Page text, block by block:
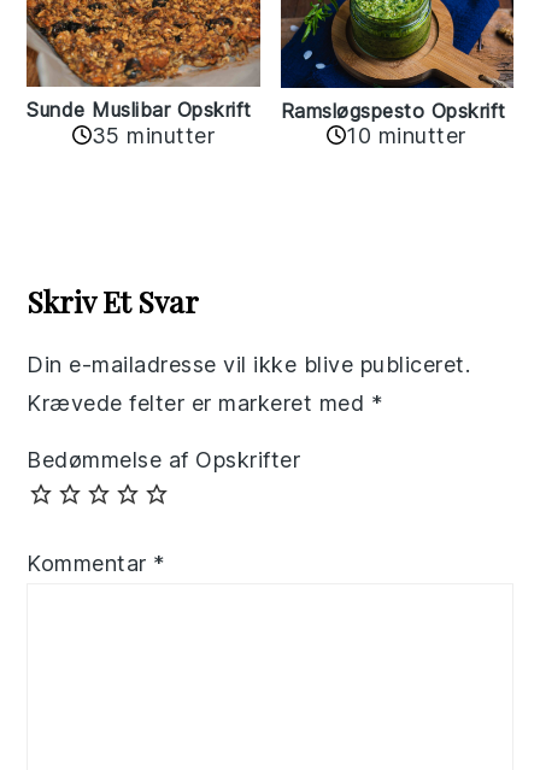
Sunde Muslibar Opskrift
35 minutter
Ramsløgspesto Opskrift
10 minutter
Interactions
Skriv Et Svar
Din e-mailadresse vil ikke blive publiceret.
Krævede felter er markeret med *
Bedømmelse af Opskrifter
Kommentar *